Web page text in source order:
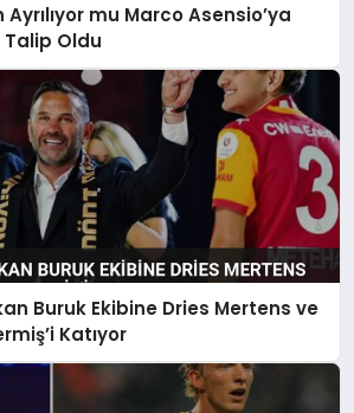
mu Marco Asensio’ya
Oldu
Buruk Ekibine Dries Mertens ve
Katıyor